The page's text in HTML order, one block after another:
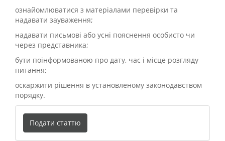
ознайомлюватися з матеріалами перевірки та
надавати зауваження;
надавати письмові або усні пояснення особисто чи
через представника;
бути поінформованою про дату, час і місце розгляду
питання;
оскаржити рішення в установленому законодавством
порядку.
Подати
статтю
Подати статтю